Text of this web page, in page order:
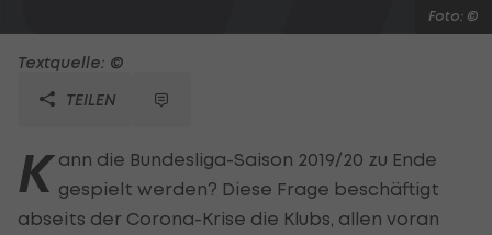
Foto: ©
Textquelle: ©
TEILEN
K ann die Bundesliga-Saison 2019/20 zu Ende
gespielt werden? Diese Frage beschäftigt
abseits der Corona-Krise die Klubs, allen voran